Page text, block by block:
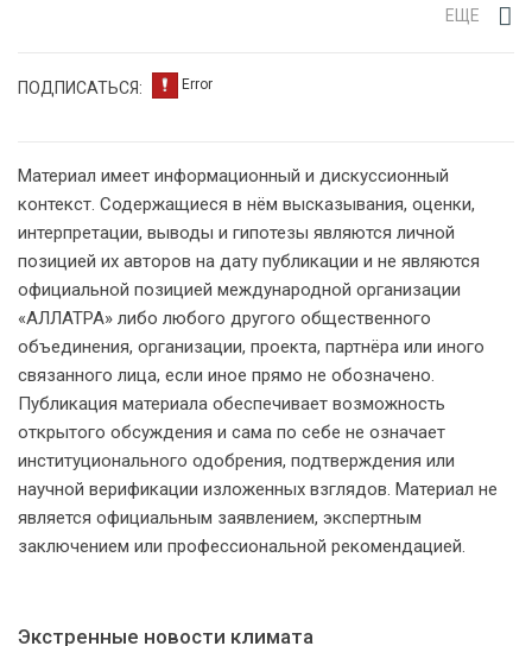
ЕЩЕ
ПОДПИСАТЬСЯ:
Материал имеет информационный и дискуссионный
контекст. Содержащиеся в нём высказывания, оценки,
интерпретации, выводы и гипотезы являются личной
позицией их авторов на дату публикации и не являются
официальной позицией международной организации
«АЛЛАТРА» либо любого другого общественного
объединения, организации, проекта, партнёра или иного
связанного лица, если иное прямо не обозначено.
Публикация материала обеспечивает возможность
открытого обсуждения и сама по себе не означает
институционального одобрения, подтверждения или
научной верификации изложенных взглядов. Материал не
является официальным заявлением, экспертным
заключением или профессиональной рекомендацией.
Экстренные новости климата